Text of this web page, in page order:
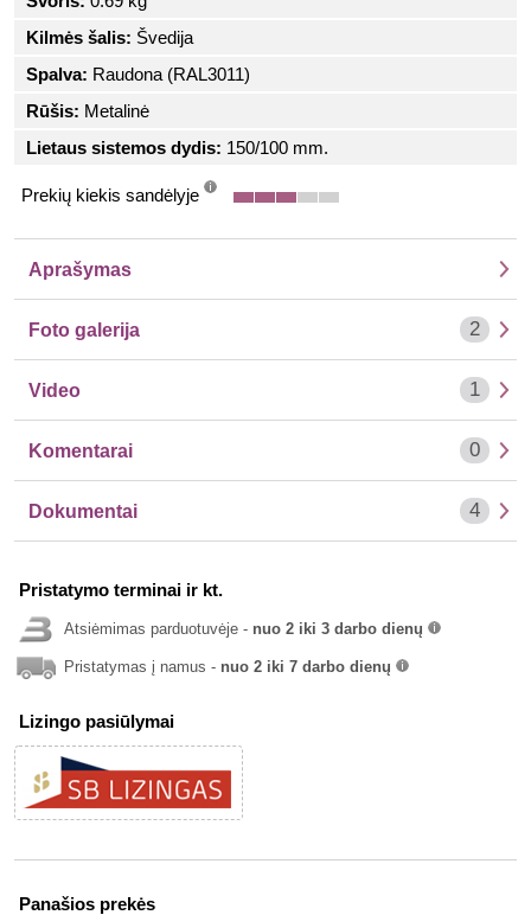
Kilmės šalis: Švedija
Spalva: Raudona (RAL3011)
Rūšis: Metalinė
Lietaus sistemos dydis: 150/100 mm.
Prekių kiekis sandėlyje
Aprašymas
Foto galerija 2
Video 1
Komentarai 0
Dokumentai 4
Pristatymo terminai ir kt.
Atsiėmimas parduotuvėje - nuo 2 iki 3 darbo dienų
Pristatymas į namus - nuo 2 iki 7 darbo dienų
Lizingo pasiūlymai
Panašios prekės